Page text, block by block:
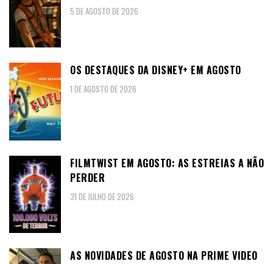
5 DE AGOSTO DE 2026
OS DESTAQUES DA DISNEY+ EM AGOSTO
1 DE AGOSTO DE 2026
FILMTWIST EM AGOSTO: AS ESTREIAS A NÃO
PERDER
31 DE JULHO DE 2026
AS NOVIDADES DE AGOSTO NA PRIME VIDEO